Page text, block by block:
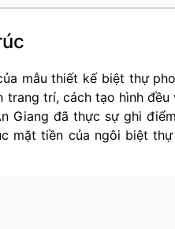
mẫu thiết kế biệt thự
trí, cách tạo hình
Giang đã thực sự ghi
mặt tiền của ngôi biệt